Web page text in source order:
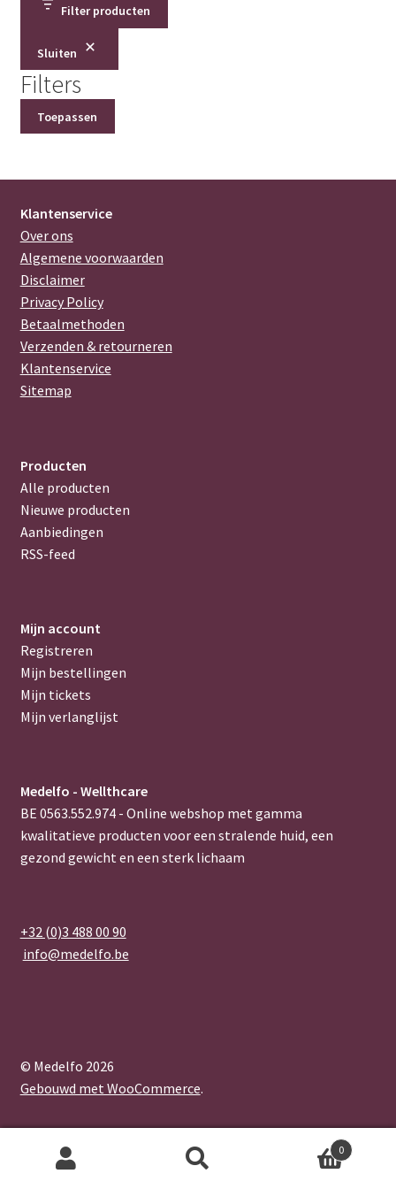
Filter producten
Sluiten
Filters
Toepassen
Klantenservice
Over ons
Algemene voorwaarden
Disclaimer
Privacy Policy
Betaalmethoden
Verzenden & retourneren
Klantenservice
Sitemap
Producten
Alle producten
Nieuwe producten
Aanbiedingen
RSS-feed
Mijn account
Registreren
Mijn bestellingen
Mijn tickets
Mijn verlanglijst
Medelfo - Wellthcare
BE 0563.552.974 - Online webshop met gamma
kwalitatieve producten voor een stralende huid, een
gezond gewicht en een sterk lichaam
+32 (0)3 488 00 90
info@medelfo.be
© Medelfo 2026
Gebouwd met WooCommerce.
0